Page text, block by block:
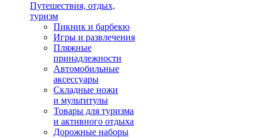
Путешествия, отдых,
туризм
Пикник и барбекю
Игры и развлечения
Пляжные
принадлежности
Автомобильные
аксессуары
Складные ножи
и мультитулы
Товары для туризма
и активного отдыха
Дорожные наборы